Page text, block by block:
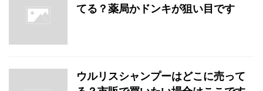
てる？薬局かドンキが狙い目です
ウルリスシャンプーはどこに売って